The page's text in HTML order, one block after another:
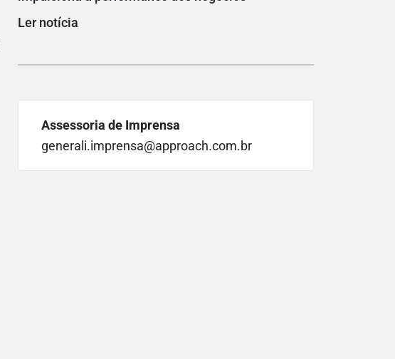
Ler notícia
Assessoria de Imprensa
generali.imprensa@approach.com.br